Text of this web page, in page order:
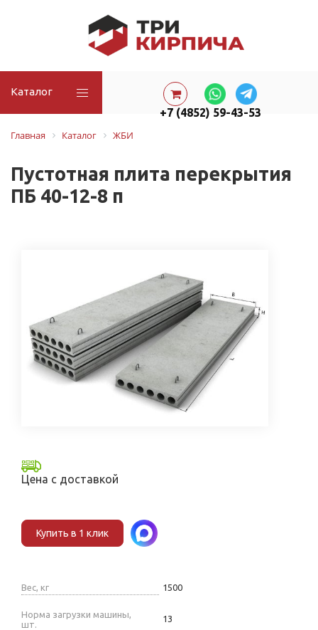
Каталог
+7 (4852) 59-43-53
Главная
Каталог ЖБИ
Пустотная плита перекрытия
ПБ 40-12-8 п
Цена с доставкой
Купить в 1 клик
Вес, кг 1500
Норма загрузки машины,
шт.
13